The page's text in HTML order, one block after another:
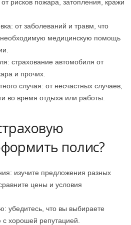
рисков пожара, затопления, кражи
от заболеваний и травм, что
необходимую медицинскую помощь
страхование автомобиля от
и прочих.
случая: от несчастных случаев,
во время отдыха или работы.
полис?
изучите предложения разных
цены и условия
убедитесь, что вы выбираете
хорошей репутацией.